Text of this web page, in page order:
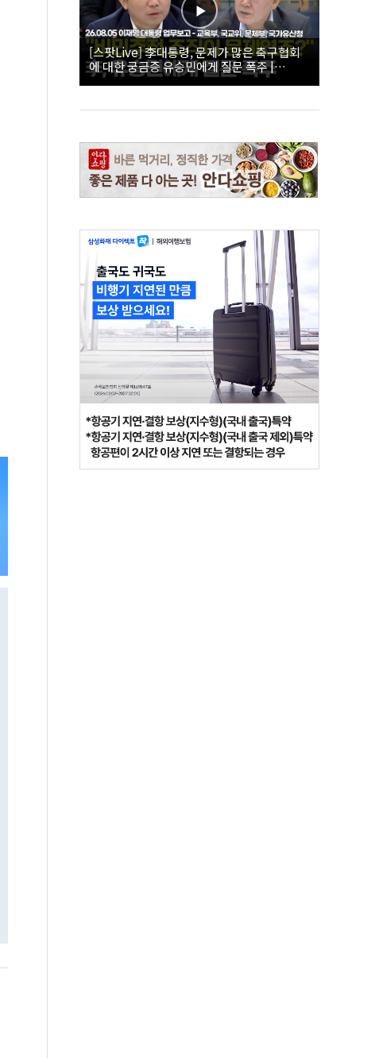
[스팟Live] 李대통령, 문제가 많은 축구협회
에 대한 궁금증 유승민에게 질문 폭주 |
26.08.05 이재명 대통령 업무보고 - 교육부, 국